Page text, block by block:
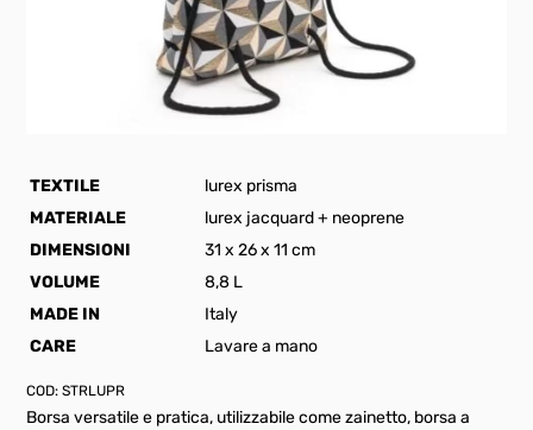
TEXTILE
lurex prisma
MATERIALE
lurex jacquard + neoprene
DIMENSIONI
31 x 26 x 11 cm
VOLUME
8,8 L
MADE IN
Italy
CARE
Lavare a mano
COD:STRLUPR
Borsa versatile e pratica, utilizzabile come zainetto, borsa a